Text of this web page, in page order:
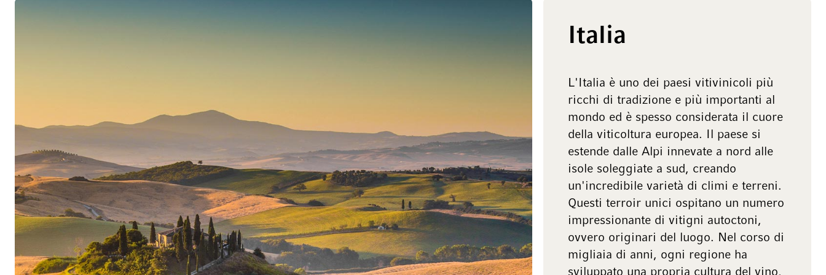
migliori appezzamenti della Maremma settentrionale offrono ai vitigni Cabernet
La qualità premium della casa Frescobaldi
Ornellaia e Masseto è gestita dalla tradizionale famiglia di viticoltori toscani
Frescobaldi, che da tempo gestisce l’azienda con un’impressionante costanza
qualitativa e che ha nominato come consulenti per la vinificazione del suo vino di
culto personalità di spicco come l’enologa Denise Cosentino e il luminare di
Bordeaux Michel Rolland. Molti dettagli, sia in vigna che in cantina, creano le
condizioni per i vini di prima classe con un eccellente sapore e un alto potenziale
di invecchiamento che vengono prodotti ogni anno: La vendemmia viene
effettuata parcella per parcella, a seconda della maturazione individuale delle uve.
Le uve vengono poi selezionate due volte a mano per garantire che vengano
Italia
L'Italia è uno dei paesi vitivinicoli più
ricchi di tradizione e più importanti al
mondo ed è spesso considerata il cuore
della viticoltura europea. Il paese si
estende dalle Alpi innevate a nord alle
isole soleggiate a sud, creando
un'incredibile varietà di climi e terreni.
Questi terroir unici ospitano un numero
impressionante di vitigni autoctoni,
ovvero originari del luogo. Nel corso di
migliaia di anni, ogni regione ha
sviluppato una propria cultura del vino,